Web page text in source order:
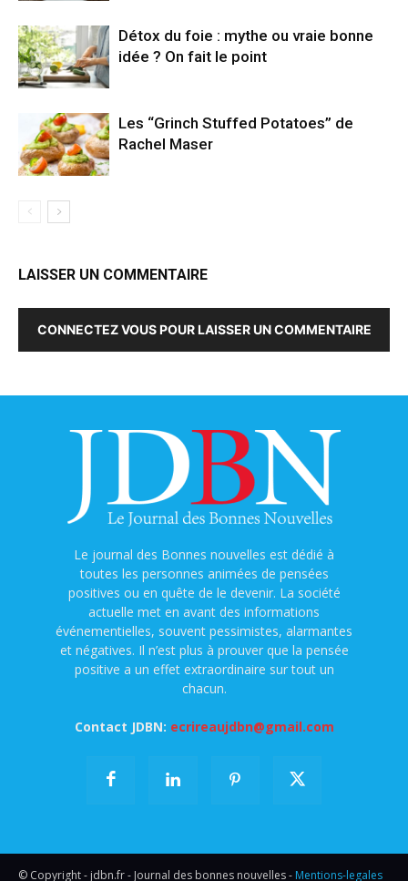
Détox du foie : mythe ou vraie bonne
idée ? On fait le point
Les “Grinch Stuffed Potatoes” de
Rachel Maser
LAISSER UN COMMENTAIRE
CONNECTEZ VOUS POUR LAISSER UN COMMENTAIRE
Le journal des Bonnes nouvelles est dédié à
toutes les personnes animées de pensées
positives ou en quête de le devenir. La société
actuelle met en avant des informations
événementielles, souvent pessimistes, alarmantes
et négatives. Il n’est plus à prouver que la pensée
positive a un effet extraordinaire sur tout un
chacun.
Contact JDBN: ecrireaujdbn@gmail.com
© Copyright - jdbn.fr - Journal des bonnes nouvelles - Mentions-legales